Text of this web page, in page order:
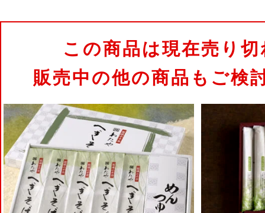
この商品は現在売り
販売中の他の商品もご検